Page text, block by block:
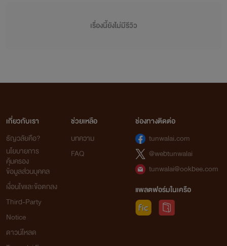
เรื่องนี้ยังไม่มีรีวิว
เกี่ยวกับเรา
ธัญวลัยคือ?
นโยบายการ
คุ้มครอง
ข้อมูลส่วนบุคคล
เงื่อนไขและข้อตกลง
Third-Party
Notice
ดาวน์โหลด
ช่วยเหลือ
บทความ
FAQ
ช่องทางติดต่อ
tunwalai.com
@webtunwalai
tunwalai@ookbee.com
แพลตฟอร์มในเครือ